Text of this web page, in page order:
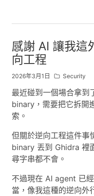
感謝 AI 讓我這
向工程
2026年3月1日 Security
最近碰到一個場合拿
binary，需要把它拆開
索。
但關於逆向工程這件事
binary 丟到 Ghidra 裡
尋字串都不會。
不過現在 AI agent 已
當，像我這種的逆向外